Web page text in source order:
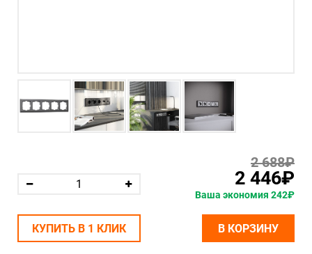
2 688₽
2 446₽
Ваша экономия 242₽
КУПИТЬ В 1 КЛИК В КОРЗИНУ